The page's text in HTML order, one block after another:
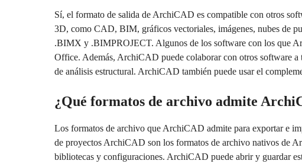
Sí, el formato de salida de ArchiCAD es compatible con otros
3D, como CAD, BIM, gráficos vectoriales, imágenes, nubes de
.BIMX y .BIMPROJECT. Algunos de los software con los que
Office. Además, ArchiCAD puede colaborar con otros software a
de análisis estructural. ArchiCAD también puede usar el
¿Qué formatos de archivo admite
Los formatos de archivo que ArchiCAD admite para exportar e
de proyectos ArchiCAD son los formatos de archivo nativos de
bibliotecas y configuraciones. ArchiCAD puede abrir y guardar